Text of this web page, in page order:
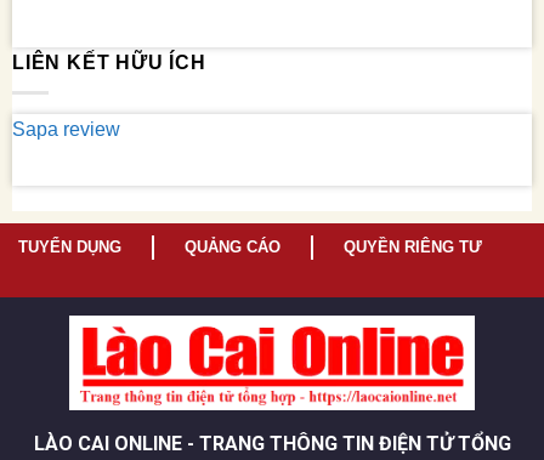
LIÊN KẾT HỮU ÍCH
Sapa review
TUYỂN DỤNG QUẢNG CÁO QUYỀN RIÊNG TƯ
LÀO CAI ONLINE - TRANG THÔNG TIN ĐIỆN TỬ TỔNG